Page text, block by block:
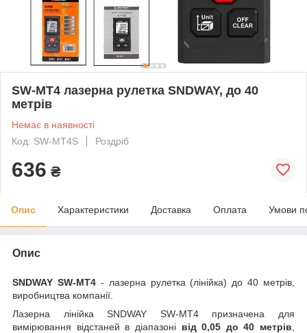
SW-MT4 лазерна рулетка SNDWAY, до 40
метрів
Немає в наявності
Код: SW-MT4S
Роздріб
636 ₴
Опис Характеристики Доставка Оплата Умови
Опис
SNDWAY SW-MT4 - лазерна рулетка (лінійка) до 40 метрів,
виробництва компанії.
Лазерна лінійка SNDWAY SW-MT4 призначена для
вимірювання відстаней в діапазоні від 0,05 до 40 метрів